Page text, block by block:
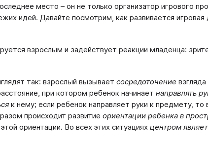
место – он не только организатор игрового
идей. Давайте посмотрим, как развивается игровая
взрослым и задействует реакции младенца:
так: взрослый вызывает сосредоточение
при котором ребенок начинает направлять
к нему; если ребенок направляет руки к предмету, то
происходит развитие ориентации ребенка в
ориентации. Во всех этих ситуациях центром